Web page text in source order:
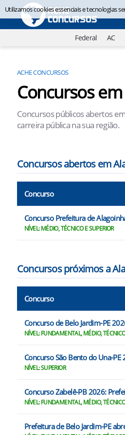
Federal AC
ACHE CONCURSOS
Concursos
Concursos públicos abertos
carreira pública na sua região.
Concursos abertos em
Concurso
Concurso Prefeitura de
NÍVEL: MÉDIO, TÉCNICO E SUPERIOR
Concursos próximos a
Concurso
Concurso de Belo Jardim-PE
NÍVEL: FUNDAMENTAL, MÉDIO,
Concurso São Bento do Una-
NÍVEL: SUPERIOR
Concurso Zabelê-PB 2026:
NÍVEL: FUNDAMENTAL, MÉDIO,
Prefeitura de Belo Jardim-PE
Utilizamos cookies essenciais e tecnologias